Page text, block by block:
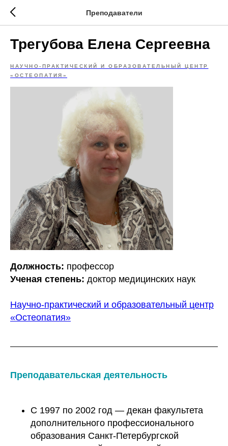
Преподаватели
Трегубова Елена Сергеевна
НАУЧНО-ПРАКТИЧЕСКИЙ И ОБРАЗОВАТЕЛЬНЫЙ ЦЕНТР
«ОСТЕОПАТИЯ»
Должность: профессор
Ученая степень: доктор медицинских наук
Научно-практический и образовательный центр
«Остеопатия»
Преподавательская деятельность
С 1997 по 2002 год — декан факультета
дополнительного профессионального
образования Санкт-Петербургской